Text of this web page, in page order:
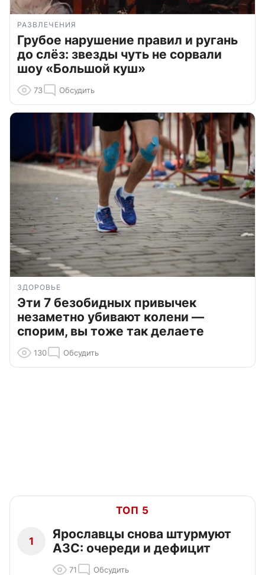
РАЗВЛЕЧЕНИЯ
Грубое нарушение правил и ругань
до слёз: звезды чуть не сорвали
шоу «Большой куш»
73 Обсудить
ЗДОРОВЬЕ
Эти 7 безобидных привычек
незаметно убивают колени —
спорим, вы тоже так делаете
130 Обсудить
ТОП 5
1
Ярославцы снова штурмуют
АЗС: очереди и дефицит
71 Обсудить